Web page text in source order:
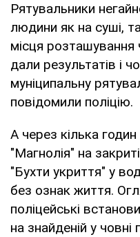
Рятувальники
людини як на суші,
місця
дали результатів і
муніципальну
повідомили поліцію.
А через кілька
"Магнолія" на
"Бухти укриття" у
без ознак життя.
поліцейські
на знайденій у човні